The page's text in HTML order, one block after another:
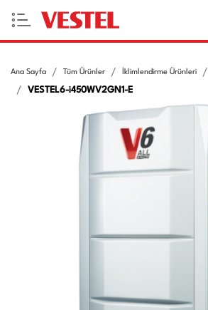
Ana Sayfa Tüm Ürünler İklimlendirme Ürünleri
VESTEL6-i450WV2GN1-E